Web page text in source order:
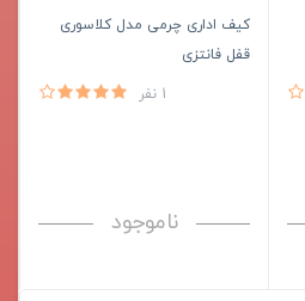
کیف اداری چرمی مدل کلاسوری
قفل فانتزی
1 نفر
ناموجود